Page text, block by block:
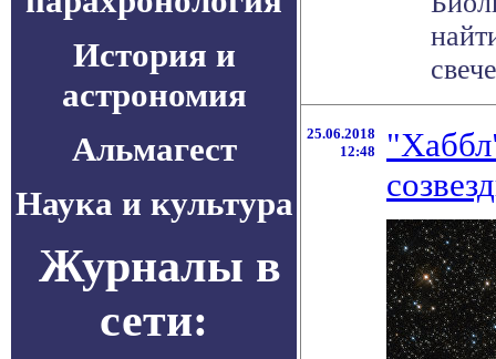
История и
астрономия
Альмагест
Наука и культура
Журналы в
сети:
25.06.2018
12:48